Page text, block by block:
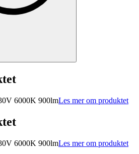
6000K 900lmLes mer om produktet
6000K 900lmLes mer om produktet